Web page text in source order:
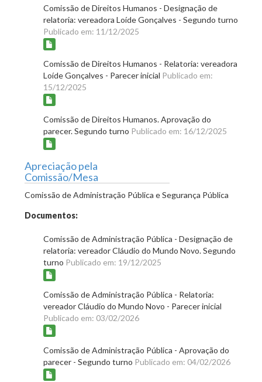
Comissão de Direitos Humanos - Designação de
relatoria: vereadora Loíde Gonçalves - Segundo turno
Publicado em: 11/12/2025
Comissão de Direitos Humanos - Relatoria: vereadora
Loíde Gonçalves - Parecer inicial Publicado em:
15/12/2025
Comissão de Direitos Humanos. Aprovação do
parecer. Segundo turno Publicado em: 16/12/2025
Apreciação pela
Comissão/Mesa
Comissão de Administração Pública e Segurança Pública
Documentos:
Comissão de Administração Pública - Designação de
relatoria: vereador Cláudio do Mundo Novo. Segundo
turno Publicado em: 19/12/2025
Comissão de Administração Pública - Relatoria:
vereador Cláudio do Mundo Novo - Parecer inicial
Publicado em: 03/02/2026
Comissão de Administração Pública - Aprovação do
parecer - Segundo turno Publicado em: 04/02/2026